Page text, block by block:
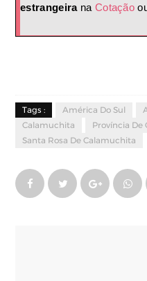
estrangeirana Cotação
Tags : América Do Sul
Calamuchita
Província De
Santa Rosa De Calamuchita